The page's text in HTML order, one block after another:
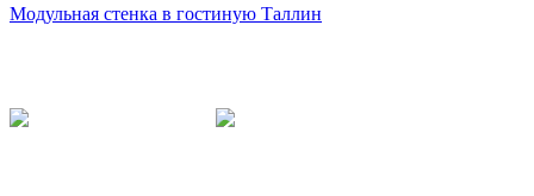
Модульная стенка в гостиную Таллин